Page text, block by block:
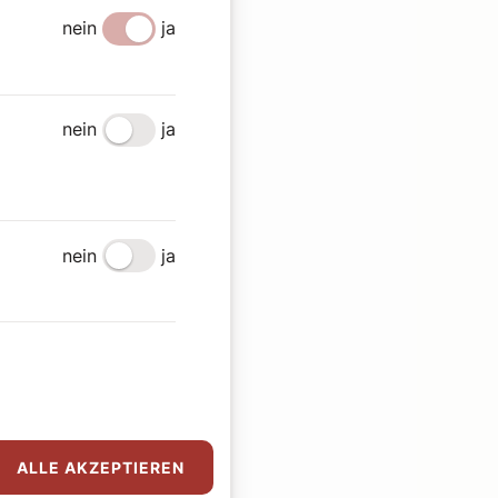
nein
ja
nein ja
nein
ja
ALLE AKZEPTIEREN